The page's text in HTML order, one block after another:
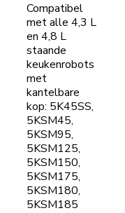
Compatibel
met alle 4,3 L
en 4,8 L
staande
keukenrobots
met
kantelbare
kop: 5K45SS,
5KSM45,
5KSM95,
5KSM125,
5KSM150,
5KSM175,
5KSM180,
5KSM185